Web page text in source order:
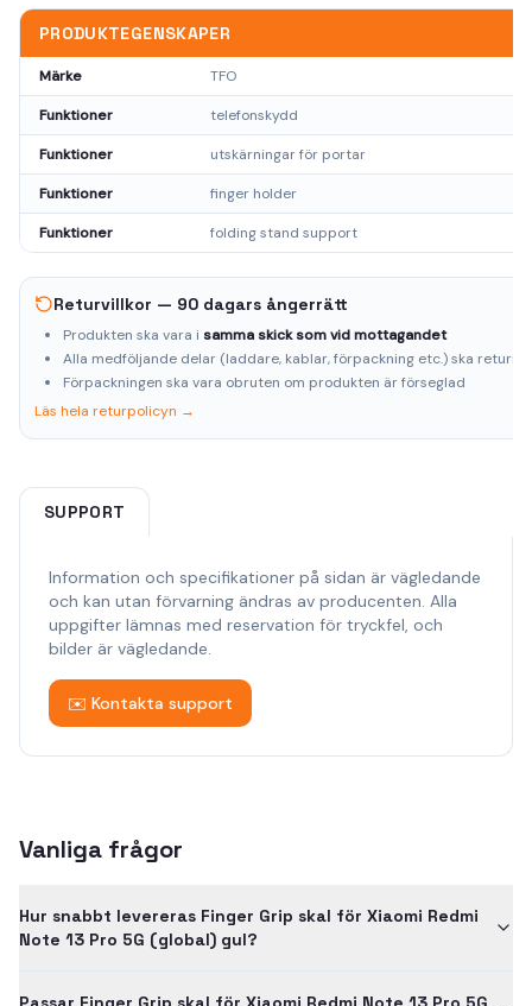
PRODUKTEGENSKAPER
Märke TFO
Funktioner telefonskydd
Funktioner utskärningar för portar
Funktioner finger holder
Funktioner folding stand support
Returvillkor — 90 dagars ångerrätt
Produkten ska vara i samma skick som vid mottagandet
Alla medföljande delar (laddare, kablar, förpackning etc.) ska
Förpackningen ska vara obruten om produkten är förseglad
Läs hela returpolicyn →
SUPPORT
Information och specifikationer på sidan är vägledande
och kan utan förvarning ändras av producenten. Alla
uppgifter lämnas med reservation för tryckfel, och
bilder är vägledande.
✉️ Kontakta support
Vanliga frågor
Hur snabbt levereras Finger Grip skal för Xiaomi Redmi
Note 13 Pro 5G (global) gul?